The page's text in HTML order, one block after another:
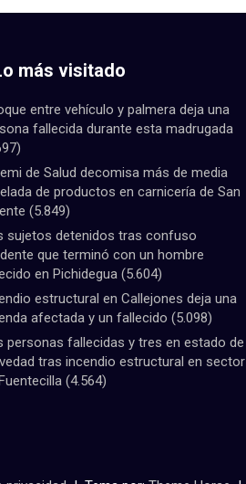
más visitado
entre vehículo y palmera deja una
fallecida durante esta madrugada
de Salud decomisa más de media
de productos en carnicería de San
(5.849)
sujetos detenidos tras confuso
que terminó con un hombre
en Pichidegua (5.604)
estructural en Callejones deja una
afectada y un fallecido (5.098)
personas fallecidas y tres en estado de
tras incendio estructural en sector
(4.564)